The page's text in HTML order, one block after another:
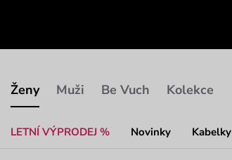
Ženy
LETNÍ VÝPRODEJ % Novinky Kabelky
Muži Be Vuch Kolekce